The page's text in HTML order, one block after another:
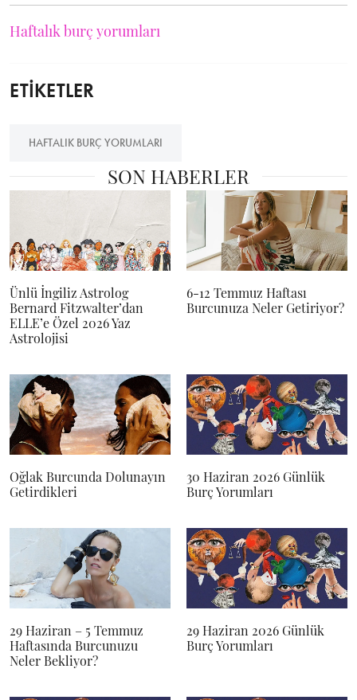
Haftalık burç yorumları
ETİKETLER
HAFTALIK BURÇ YORUMLARI
SON HABERLER
Ünlü İngiliz Astrolog
Bernard Fitzwalter’dan
ELLE’e Özel 2026 Yaz
Astrolojisi
6-12 Temmuz Haftası
Burcunuza Neler Getiriyor?
Oğlak Burcunda Dolunayın
Getirdikleri
30 Haziran 2026 Günlük
Burç Yorumları
29 Haziran – 5 Temmuz
Haftasında Burcunuzu
Neler Bekliyor?
29 Haziran 2026 Günlük
Burç Yorumları